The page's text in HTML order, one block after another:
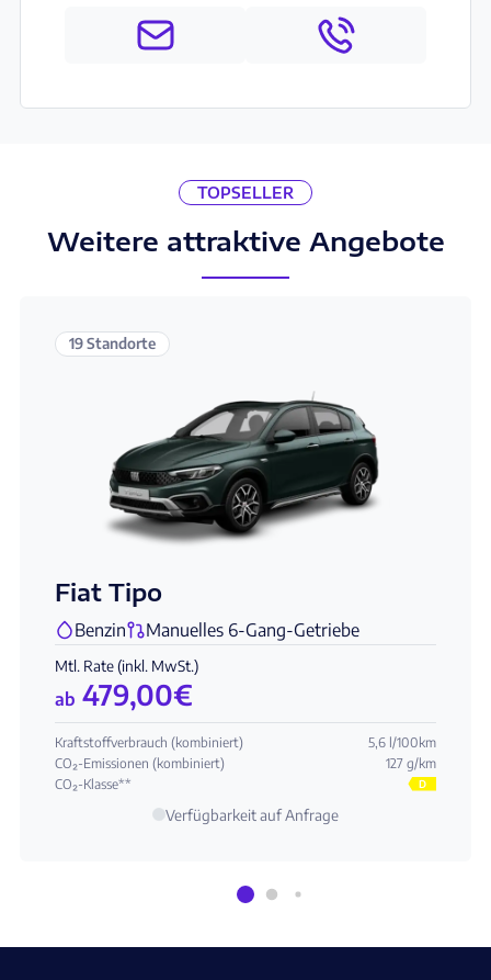
TOPSELLER
Weitere attraktive Angebote
19 Standorte
Fiat Tipo
Benzin Manuelles 6-Gang-Getriebe
Mtl. Rate (inkl. MwSt.)
ab 479,00€
Kraftstoffverbrauch (kombiniert)
5,6 l/100km
CO₂-Emissionen (kombiniert)
127 g/km
CO₂-Klasse**
D
Verfügbarkeit auf Anfrage